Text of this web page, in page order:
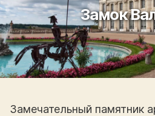
Замок
Замечательный памятник